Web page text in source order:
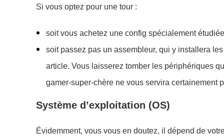
Si vous optez pour une tour :
soit vous achetez une config spécialement
soit passez pas un assembleur, qui y installera
article. Vous laisserez tomber les périphériques
gamer-super-chère ne vous servira certainement
Système d’exploitation (OS)
Évidemment, vous vous en doutez, il dépend de